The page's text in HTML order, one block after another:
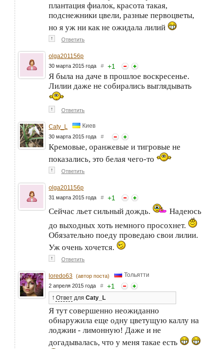
плантация фиалок, красота такая,
подснежники цвели, разные первоцветы,
но я уж ни как не ожидала лилий
↑ Ответить
olga201156p
30 марта 2015 года # +1
Я была на даче в прошлое воскресенье.
Лилии даже не собирались выглядывать
↑ Ответить
Caty_L Киев
30 марта 2015 года #
Кремовые, оранжевые и тигровые не
показались, это белая чего-то
↑ Ответить
olga201156p
31 марта 2015 года # +1
Сейчас льет сильный дождь.
Надеюсь
до выходных хоть немного просохнет.
Обязательно поеду проведаю свои лилии.
Уж очень хочется.
↑ Ответить
loredo63 (автор поста) Тольятти
2 апреля 2015 года # +1
↑ Ответ для Caty_L
Я тут совершенно неожиданно
обнаружила еще одну цветущую каллу на
лоджии - лимонную! Даже и не
догадывалась, что у меня такае есть